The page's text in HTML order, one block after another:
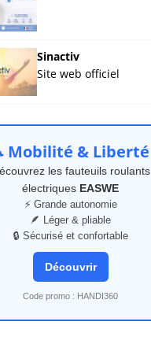
Sinactiv
Site web officiel
Mobilité & Liberté
les fauteuils roulants
électriques EASWE
⚡ Grande autonomie
🪶 Léger & pliable
🔒 Sécurisé et confortable
Découvrir
Code promo : HANDI360